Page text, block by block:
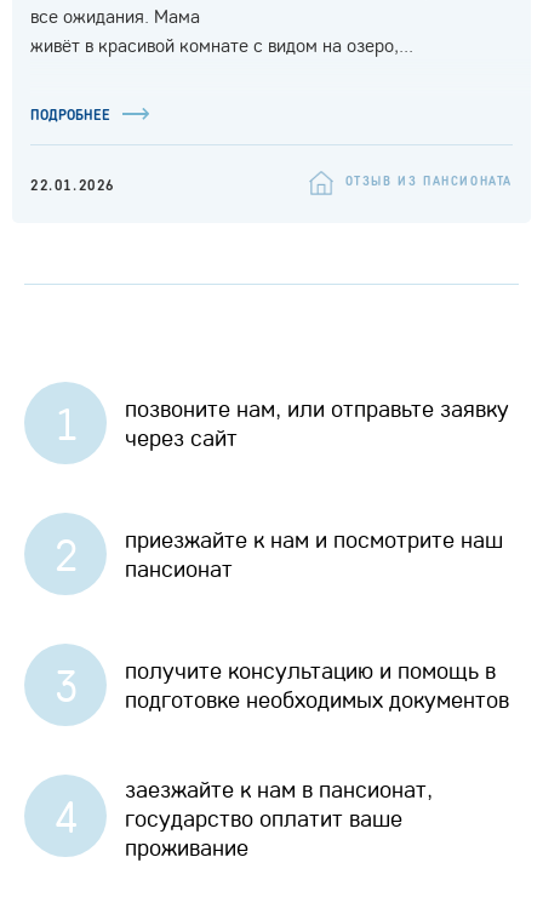
все ожидания. Мама
живёт в красивой комнате с видом на озеро,...
ПОДРОБНЕЕ
22.01.2026 ОТЗЫВ ИЗ ПАНСИОНАТА
1
позвоните нам, или отправьте заявку
через сайт
2
приезжайте к нам и посмотрите наш
пансионат
3
получите консультацию и помощь в
подготовке необходимых документов
4
заезжайте к нам в пансионат,
государство оплатит ваше
проживание